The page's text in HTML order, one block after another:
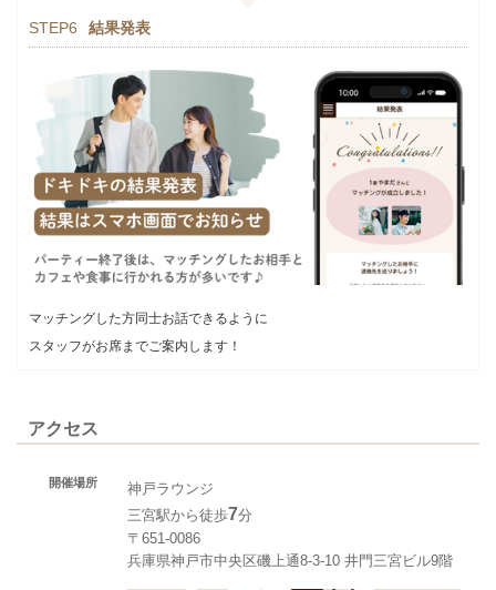
STEP6 結果発表
マッチングした方同士お話できるように
スタッフがお席までご案内します！
アクセス
開催場所
神戸ラウンジ
三宮駅から徒歩7分
〒651-0086
兵庫県神戸市中央区磯上通8-3-10 井門三宮ビル9階